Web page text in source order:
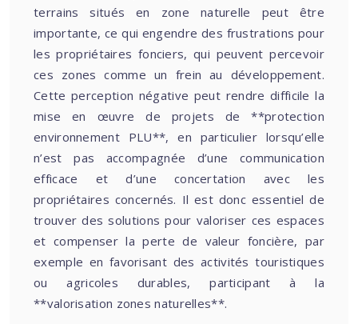
terrains situés en zone naturelle peut être
importante, ce qui engendre des frustrations pour
les propriétaires fonciers, qui peuvent percevoir
ces zones comme un frein au développement.
Cette perception négative peut rendre difficile la
mise en œuvre de projets de **protection
environnement PLU**, en particulier lorsqu’elle
n’est pas accompagnée d’une communication
efficace et d’une concertation avec les
propriétaires concernés. Il est donc essentiel de
trouver des solutions pour valoriser ces espaces
et compenser la perte de valeur foncière, par
exemple en favorisant des activités touristiques
ou agricoles durables, participant à la
**valorisation zones naturelles**.